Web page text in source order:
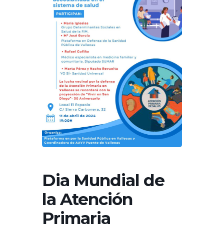
Dia Mundial de
la Atención
Primaria